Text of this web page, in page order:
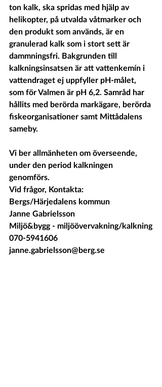
ton kalk, ska spridas med hjälp av
helikopter, på utvalda våtmarker och
den produkt som används, är en
granulerad kalk som i stort sett är
dammningsfri. Bakgrunden till
kalkningsinsatsen är att vattenkemín i
vattendraget ej uppfyller pH-målet,
som för Valmen är pH 6,2. Samråd har
hållits med berörda markägare, berörda
fiskeorganisationer samt Mittådalens
sameby.
Vi ber allmänheten om överseende,
under den period kalkningen
genomförs.
Vid frågor, Kontakta:
Bergs/Härjedalens kommun
Janne Gabrielsson
Miljö&bygg - miljöövervakning/kalkning
070-5941606
janne.gabrielsson@berg.se